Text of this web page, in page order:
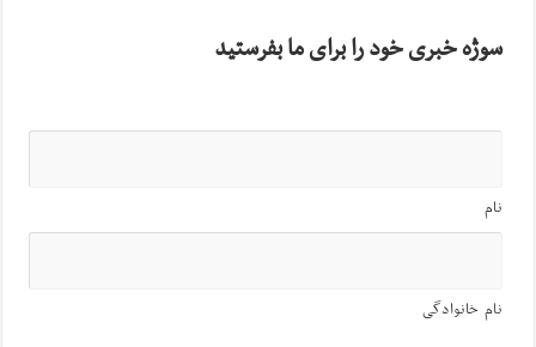
سوژه خبری خود را برای ما بفرستید
نام
نام خانوادگی